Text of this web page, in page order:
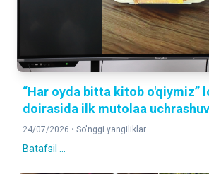
“Har oyda bitta kitob o'qiymiz”
doirasida ilk mutolaa
24/07/2026 • So'nggi yangiliklar
Batafsil ...